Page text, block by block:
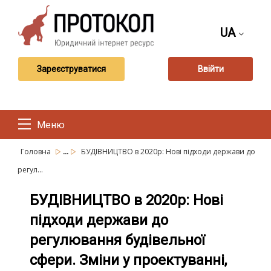
UA
Зареєструватися Ввійти
Меню
Головна ...
БУДІВНИЦТВО в 2020р: Нові підходи держави до
регул...
БУДІВНИЦТВО в 2020р: Нові
підходи держави до
регулювання будівельної
сфери. Зміни у проектуванні,